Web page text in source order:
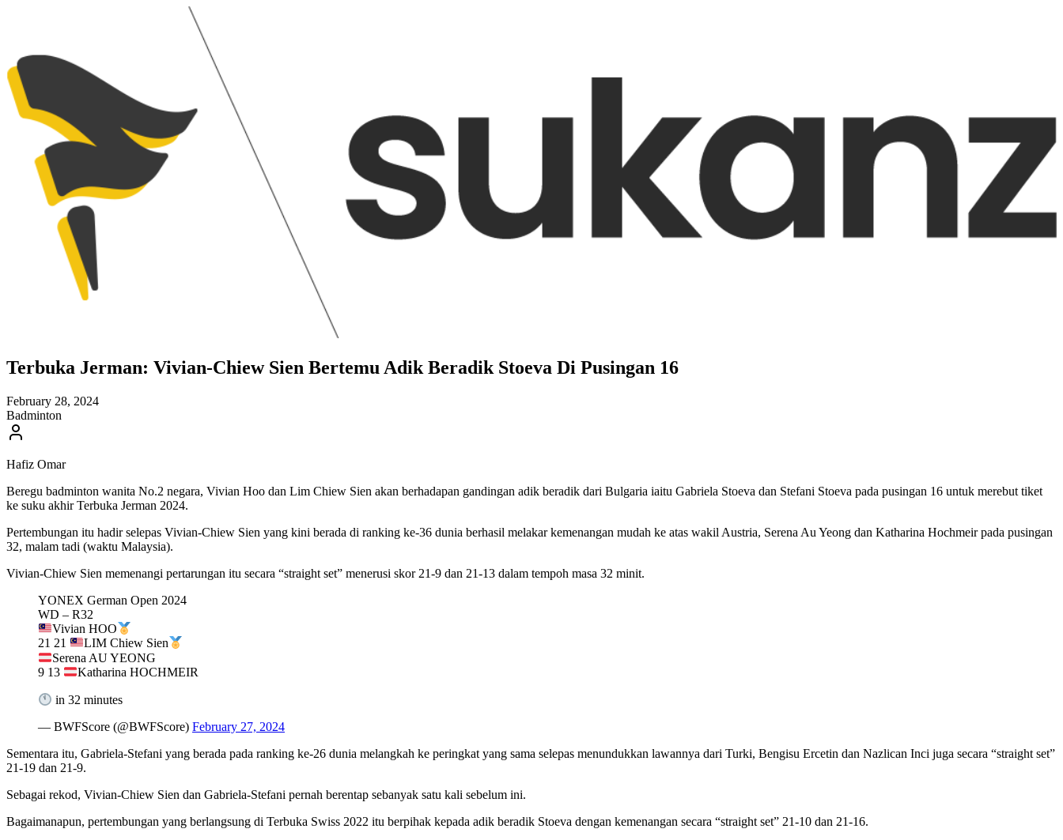
Terbuka Jerman: Vivian-Chiew Sien Bertemu Adik Beradik Stoeva Di Pusingan 16
February 28, 2024
Badminton
Hafiz Omar
Beregu badminton wanita No.2 negara, Vivian Hoo dan Lim Chiew Sien akan berhadapan gandingan adik beradik dari Bulgaria iaitu Gabriela Stoeva dan Stefani Stoeva pada pusingan 16 untuk merebut tiket
ke suku akhir Terbuka Jerman 2024.
Pertembungan itu hadir selepas Vivian-Chiew Sien yang kini berada di ranking ke-36 dunia berhasil melakar kemenangan mudah ke atas wakil Austria, Serena Au Yeong dan Katharina Hochmeir pada pusingan
32, malam tadi (waktu Malaysia).
Vivian-Chiew Sien memenangi pertarungan itu secara “straight set” menerusi skor 21-9 dan 21-13 dalam tempoh masa 32 minit.
YONEX German Open 2024
WD – R32
Vivian HOO
21 21
LIM Chiew Sien
Serena AU YEONG
9 13
Katharina HOCHMEIR
in 32 minutes
— BWFScore (@BWFScore) February 27, 2024
Sementara itu, Gabriela-Stefani yang berada pada ranking ke-26 dunia melangkah ke peringkat yang sama selepas menundukkan lawannya dari Turki, Bengisu Ercetin dan Nazlican Inci juga secara “straight set”
21-19 dan 21-9.
Sebagai rekod, Vivian-Chiew Sien dan Gabriela-Stefani pernah berentap sebanyak satu kali sebelum ini.
Bagaimanapun, pertembungan yang berlangsung di Terbuka Swiss 2022 itu berpihak kepada adik beradik Stoeva dengan kemenangan secara “straight set” 21-10 dan 21-16.